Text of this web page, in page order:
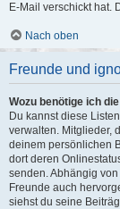
E-Mail verschickt hat.
Nach oben
Freunde und
Wozu benötige ich
Du kannst diese
verwalten. Mitglieder,
deinem persönlichen
dort deren
senden. Abhängig
Freunde auch
siehst du seine